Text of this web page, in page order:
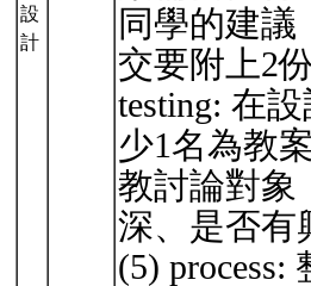
設
計
同學的建
交要附上2
testing: 在
少1名為教
教討論對象
深、是否有
(5)